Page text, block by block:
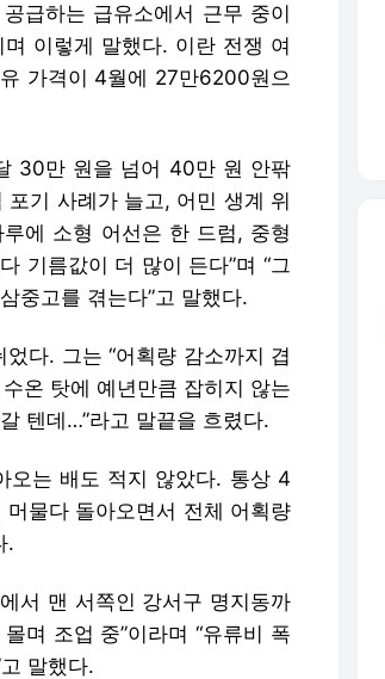
급하는 급유소에서 근무 중이
이렇게 말했다. 이란 전쟁 여
가격이 4월에 27만6200원으
30만 원을 넘어 40만 원 안팎
기 사례가 늘고, 어민 생계 위
에 소형 어선은 한 드럼, 중형
기름값이 더 많이 든다”며 “그
중고를 겪는다”고 말했다.
다. 그는 “어획량 감소까지 겹
온 탓에 예년만큼 잡히지 않는
텐데…”라고 말끝을 흐렸다.
오는 배도 적지 않았다. 통상 4
물다 돌아오면서 전체 어획량
.
서 맨 서쪽인 강서구 명지동까
며 조업 중”이라며 “유류비 폭
말했다.